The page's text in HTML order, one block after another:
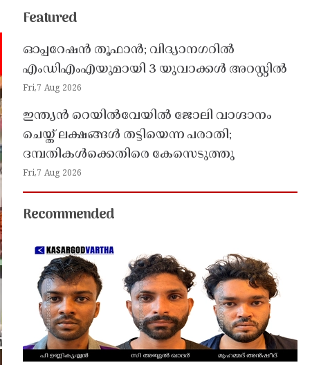
Featured
ഓപ്പറേഷൻ തൂഫാൻ; വിദ്യാനഗറിൽ
എംഡിഎംഎയുമായി 3 യുവാക്കൾ അറസ്റ്റിൽ
Fri,7 Aug 2026
ഇന്ത്യൻ റെയിൽവേയിൽ ജോലി വാഗ്ദാനം
ചെയ്ത് ലക്ഷങ്ങൾ തട്ടിയെന്ന പരാതി;
ദമ്പതികൾക്കെതിരെ കേസെടുത്തു
Fri,7 Aug 2026
Recommended